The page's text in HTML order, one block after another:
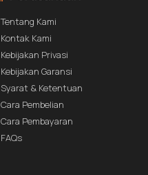
Tentang Kami
Kontak Kami
Kebijakan Privasi
Kebijakan Garansi
Syarat & Ketentuan
Cara Pembelian
Cara Pembayaran
FAQs